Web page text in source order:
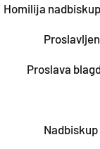
Homilija
Proslava